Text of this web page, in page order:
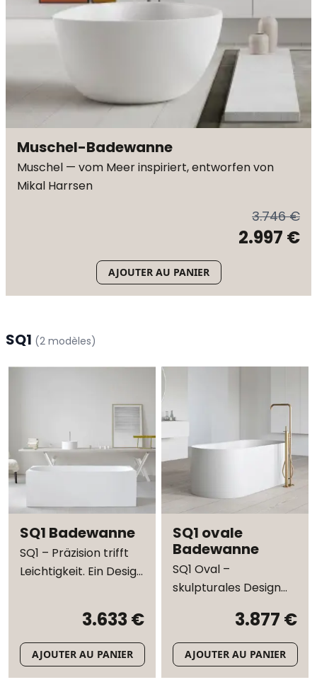
Muschel-Badewanne
Muschel — vom Meer inspiriert, entworfen von
Mikal Harrsen
3.746 €
2.997 €
AJOUTER AU PANIER
SQ1 (2 modèles)
SQ1 Badewanne
SQ1 – Präzision trifft
Leichtigkeit. Ein Design
3.633 €
AJOUTER AU PANIER
SQ1 ovale
Badewanne
SQ1 Oval –
skulpturales Design
Komfort von Mikal
Harrsen
3.877 €
AJOUTER AU PANIER